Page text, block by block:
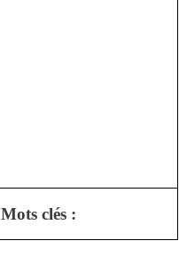
Mots clés :